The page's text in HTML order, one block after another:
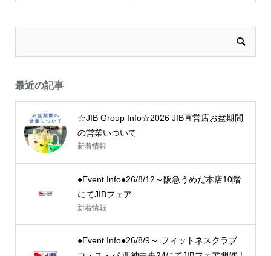
最近の記事
☆JIB Group Info☆2026 JIB直営店お盆期間
の営業いついて
新着情報
●Event Info●26/8/12～阪急うめだ本店10階
にてJIBフェア
新着情報
●Event Info●26/8/9～ フィットネスクラブ